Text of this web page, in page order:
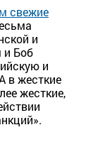
свежие
и
и Боб
и
в жесткие
жесткие,